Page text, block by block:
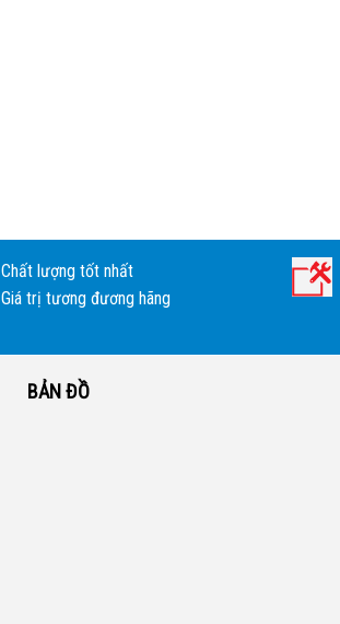
Chất lượng tốt nhất
Giá trị tương đương hãng
BẢN ĐỒ